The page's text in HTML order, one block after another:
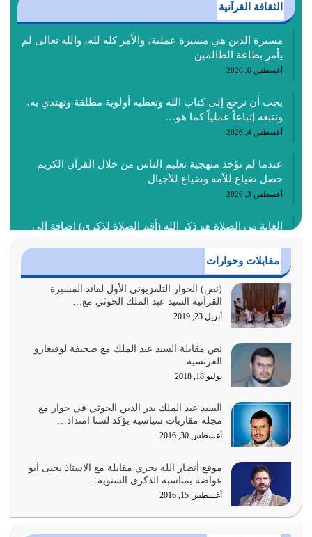
الثقافة القرآنية
مسيرة الدين هي مسيرة عملية، والأمر كله لله، والله تعالى لم
يأمر بطاعة الظالمين
أغسطس 6, 2026
يجب أن نرجع إلى كتاب الله ونعطيه أولوية مطلقة ونهتدي به،
ونتبعه إتباعاً عملياً كما هو…
أغسطس 4, 2026
عندما لم تؤخذ منهجية تعليم الناس من خلال القرآن الكريم
حصل ضياع للأمة وضياع للأجيال
أغسطس 3, 2026
الغاية من الصلاة هو ذكر الله (أقم الصلاة لذكري) إضافة إلى
أغسطس 2, 2026
السبب الرئيسي لشقاء الأمة الابتعاد عن كتاب الله والتعدي
لحدود الله بالإضافات للدين
أغسطس 1, 2026
أبرز أسباب الشقاء هو الإعراض عن ذكر الله وعن هدى الله
المتمثل في القرآن الكريم
يوليو 31, 2026
أولياء الشيطان كلما كانوا أكثر ولاءً وطاعة للشيطان كلما كانوا
أكثر ضعفاً
يوليو 30, 2026
وعد الله تعالى من يُقتل في سبيله بالحياة الأبدية والرزق
والاستبشار والنجاة والخلود في…
يوليو 29, 2026
مقابلات وحوارات
(نص) الحوار التلفزيوني الأول لقائد المسيرة
القرآنية السيد عبد الملك الحوثي مع…
أبريل 23, 2019
نص مقابلة السيد عبد الملك مع صحيفة لوفيغارو
الفرنسية.
يوليو 18, 2018
السيد عبد الملك بدر الدين الحوثي في حوار مع
مجلة مقاربات سياسية يؤكد لسنا امتداد…
أغسطس 30, 2016
موقع أنصار الله يجري مقابلة مع الاستاذ يحيى أبو
عواضة بمناسبة الذكرى السنوية…
أغسطس 15, 2016